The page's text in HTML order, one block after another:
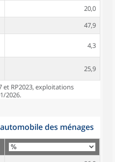
20,0
47,9
4,3
25,9
et RP2023, exploitations
2026.
des ménages